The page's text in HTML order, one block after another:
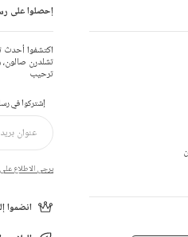
إحصلوا على
اكتشفوا أحدث
ترحيب
إشتركوا في
يرجى الاطلاع
انضموا